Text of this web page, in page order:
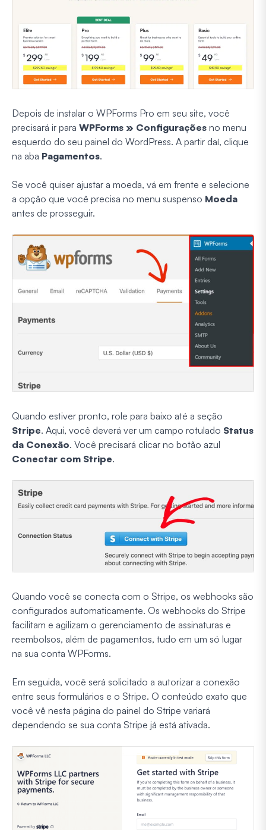
Depois de instalar o WPForms Pro em seu site, você
precisará ir para WPForms » Configurações no menu
esquerdo do seu painel do WordPress. A partir daí, clique
na aba Pagamentos.
Se você quiser ajustar a moeda, vá em frente e selecione
a opção que você precisa no menu suspenso Moeda
antes de prosseguir.
Quando estiver pronto, role para baixo até a seção
Stripe. Aqui, você deverá ver um campo rotulado Status
da Conexão. Você precisará clicar no botão azul
Conectar com Stripe.
Quando você se conecta com o Stripe, os webhooks são
configurados automaticamente. Os webhooks do Stripe
facilitam e agilizam o gerenciamento de assinaturas e
reembolsos, além de pagamentos, tudo em um só lugar
na sua conta WPForms.
Em seguida, você será solicitado a autorizar a conexão
entre seus formulários e o Stripe. O conteúdo exato que
você vê nesta página do painel do Stripe variará
dependendo se sua conta Stripe já está ativada.